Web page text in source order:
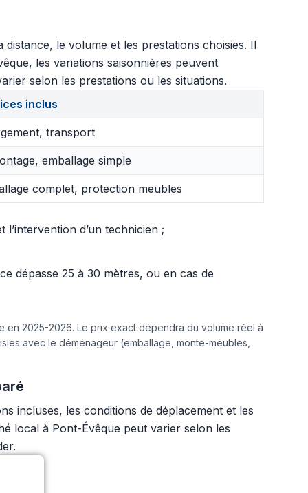
le volume et les prestations choisies. Il
les variations saisonnières peuvent
selon les prestations ou les situations.
inclus
transport
emballage simple
complet, protection meubles
d’un technicien ;
dépasse 25 à 30 mètres, ou en cas de
en 2025-2026. Le prix exact dépendra du volume réel à
avec le déménageur (emballage, monte-meubles,
incluses, les conditions de déplacement et les
local à Pont-Évêque peut varier selon les